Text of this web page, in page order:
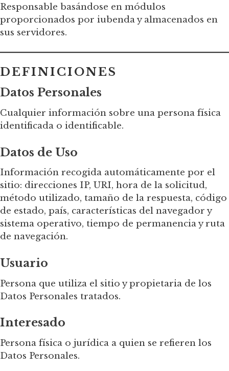
Responsable basándose en módulos
proporcionados por iubenda y almacenados en
sus servidores.
DEFINICIONES
Datos Personales
Cualquier información sobre una persona física
identificada o identificable.
Datos de Uso
Información recogida automáticamente por el
sitio: direcciones IP, URI, hora de la solicitud,
método utilizado, tamaño de la respuesta, código
de estado, país, características del navegador y
sistema operativo, tiempo de permanencia y ruta
de navegación.
Usuario
Persona que utiliza el sitio y propietaria de los
Datos Personales tratados.
Interesado
Persona física o jurídica a quien se refieren los
Datos Personales.